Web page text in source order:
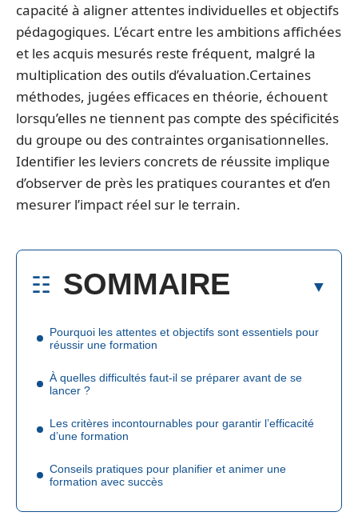
capacité à aligner attentes individuelles et objectifs
pédagogiques. L’écart entre les ambitions affichées
et les acquis mesurés reste fréquent, malgré la
multiplication des outils d’évaluation.Certaines
méthodes, jugées efficaces en théorie, échouent
lorsqu’elles ne tiennent pas compte des spécificités
du groupe ou des contraintes organisationnelles.
Identifier les leviers concrets de réussite implique
d’observer de près les pratiques courantes et d’en
mesurer l’impact réel sur le terrain.
SOMMAIRE
Pourquoi les attentes et objectifs sont essentiels pour
réussir une formation
À quelles difficultés faut-il se préparer avant de se
lancer ?
Les critères incontournables pour garantir l’efficacité
d’une formation
Conseils pratiques pour planifier et animer une
formation avec succès